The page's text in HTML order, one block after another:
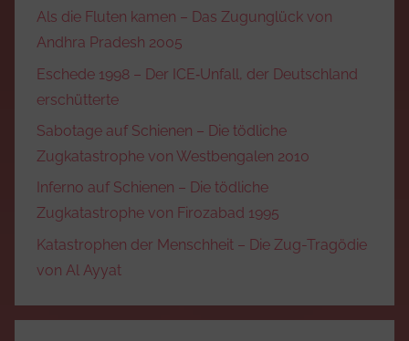
Als die Fluten kamen – Das Zugunglück von
Andhra Pradesh 2005
Eschede 1998 – Der ICE‑Unfall, der Deutschland
erschütterte
Sabotage auf Schienen – Die tödliche
Zugkatastrophe von Westbengalen 2010
Inferno auf Schienen – Die tödliche
Zugkatastrophe von Firozabad 1995
Katastrophen der Menschheit – Die Zug-Tragödie
von Al Ayyat